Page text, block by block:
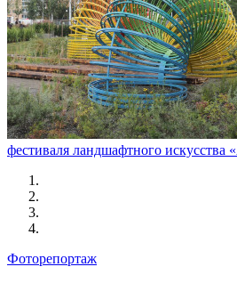
фестиваля ландшафтного искусства
Фоторепортаж